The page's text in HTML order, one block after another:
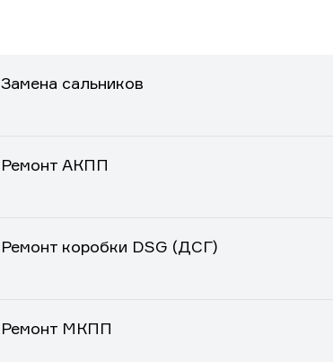
Замена сальников
Ремонт АКПП
Ремонт коробки DSG (ДСГ)
Ремонт МКПП